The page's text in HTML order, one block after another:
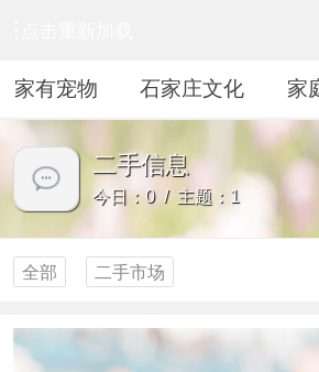
家有宠物 石家庄文化 家
二手信息
今日：0 / 主题：1
全部 二手市场